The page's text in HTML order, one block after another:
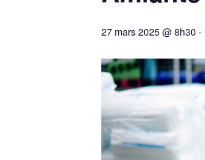
27 mars 2025 @ 8h30 -